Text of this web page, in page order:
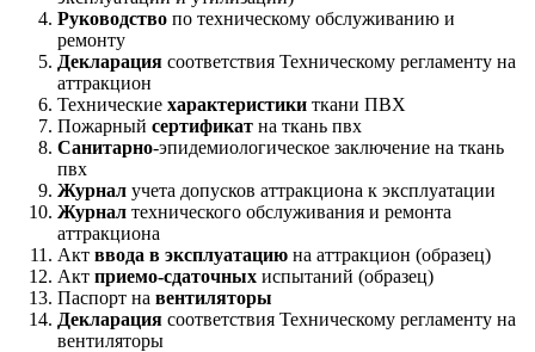
Руководство по техническому обслуживанию и
ремонту
Декларация соответствия Техническому регламенту на
аттракцион
Технические характеристики ткани ПВХ
Пожарный сертификат на ткань пвх
Санитарно-эпидемиологическое заключение на ткань
пвх
Журнал учета допусков аттракциона к эксплуатации
Журнал технического обслуживания и ремонта
аттракциона
Акт ввода в эксплуатацию на аттракцион (образец)
Акт приемо-сдаточных испытаний (образец)
Паспорт на вентиляторы
Декларация соответствия Техническому регламенту на
вентиляторы